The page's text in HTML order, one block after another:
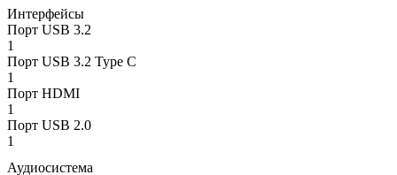
Интерфейсы
Порт USB 3.2
1
Порт USB 3.2 Type C
1
Порт HDMI
1
Порт USB 2.0
1
Аудиосистема